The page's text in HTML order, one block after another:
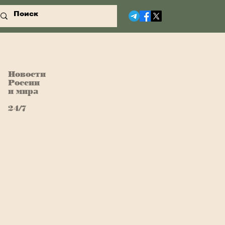
Новости
России
и мира
24/7